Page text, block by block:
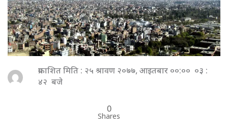
प्रकाशित मिति : २५ श्रावण २०७७, आइतबार ००:०० ०३ :
४२ बजे
0
Shares